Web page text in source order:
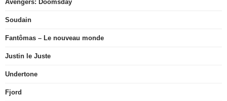
Avengers: Doomsday
Soudain
Fantômas – Le nouveau monde
Justin le Juste
Undertone
Fjord